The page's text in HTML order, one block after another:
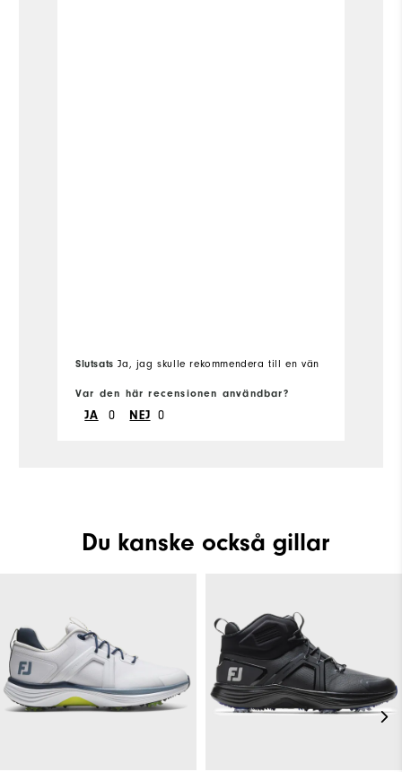
Slutsats Ja, jag skulle rekommendera till en vän
Var den här recensionen användbar?
JA 0 NEJ 0
Du kanske också gillar